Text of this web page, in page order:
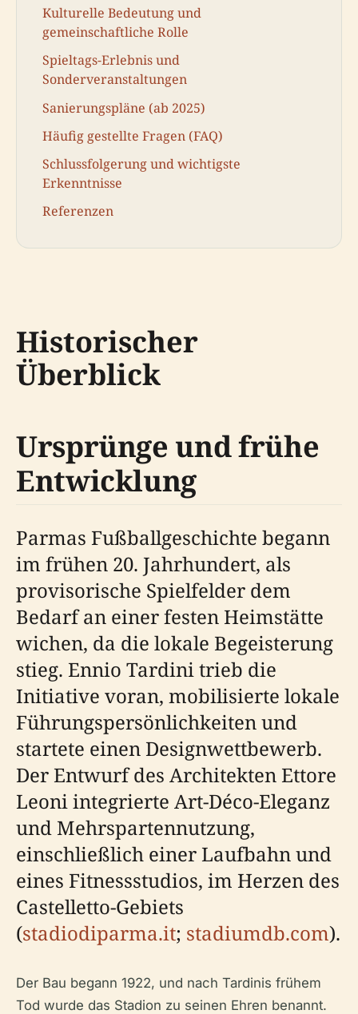
Kulturelle Bedeutung und
gemeinschaftliche Rolle
Spieltags-Erlebnis und
Sonderveranstaltungen
Sanierungspläne (ab 2025)
Häufig gestellte Fragen (FAQ)
Schlussfolgerung und wichtigste
Erkenntnisse
Referenzen
Historischer
Überblick
Ursprünge und frühe
Entwicklung
Parmas Fußballgeschichte begann
im frühen 20. Jahrhundert, als
provisorische Spielfelder dem
Bedarf an einer festen Heimstätte
wichen, da die lokale Begeisterung
stieg. Ennio Tardini trieb die
Initiative voran, mobilisierte lokale
Führungspersönlichkeiten und
startete einen Designwettbewerb.
Der Entwurf des Architekten Ettore
Leoni integrierte Art-Déco-Eleganz
und Mehrspartennutzung,
einschließlich einer Laufbahn und
eines Fitnessstudios, im Herzen des
Castelletto-Gebiets
(stadiodiparma.it; stadiumdb.com).
Der Bau begann 1922, und nach Tardinis frühem
Tod wurde das Stadion zu seinen Ehren benannt.